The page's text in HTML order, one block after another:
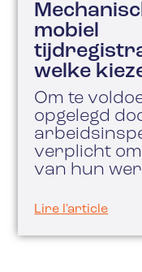
mobiel
welke
Om te
opgelegd
verplicht
van hun
Lire l'article